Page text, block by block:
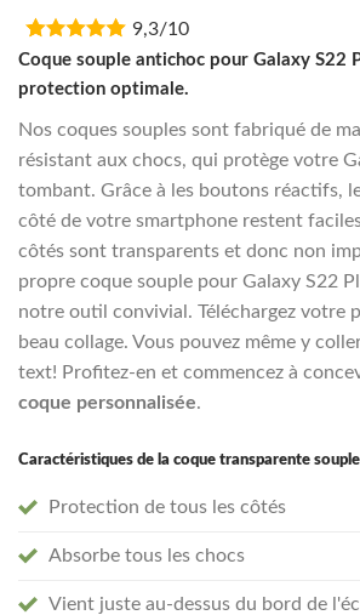
client
was:
€16,95.€13,55.
9,3/10
Coque souple antichoc pour Galaxy S22
protection optimale.
Nos coques souples sont fabriqué de
résistant aux chocs, qui protège votre
tombant. Grâce à les boutons réactifs,
côté de votre smartphone restent
côtés sont transparents et donc non
propre coque souple pour Galaxy S22
notre outil convivial. Téléchargez votre
beau collage. Vous pouvez même y
text! Profitez-en et commencez à
coque personnalisée.
Caractéristiques de la coque transparente
Protection de tous les côtés
Absorbe tous les chocs
Vient juste au-dessus du bord de